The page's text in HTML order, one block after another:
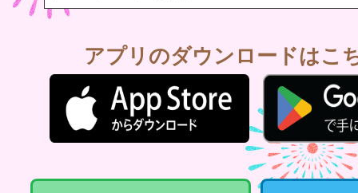
アプリのダウンロードはこ